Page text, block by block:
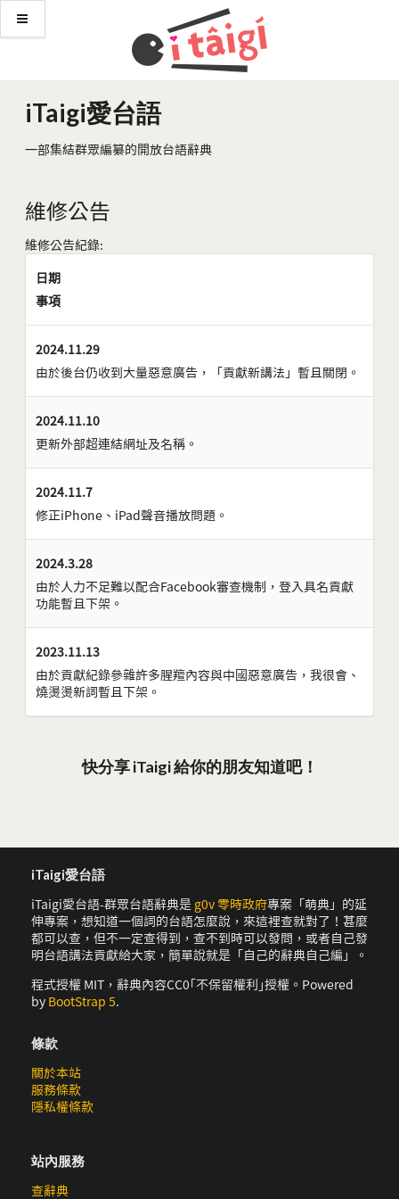
iTaigi愛台語
一部集結群眾編纂的開放台語辭典
維修公告
維修公告紀錄:
日期
事項
2024.11.29
由於後台仍收到大量惡意廣告，「貢獻新講法」暫且關閉。
2024.11.10
更新外部超連結網址及名稱。
2024.11.7
修正iPhone、iPad聲音播放問題。
2024.3.28
由於人力不足難以配合Facebook審查機制，登入具名貢獻
功能暫且下架。
2023.11.13
由於貢獻紀錄參雜許多腥羶內容與中國惡意廣告，我很會、
燒燙燙新詞暫且下架。
快分享 iTaigi 給你的朋友知道吧！
iTaigi愛台語
iTaigi愛台語-群眾台語辭典是 g0v 零時政府專案「萌典」的延
伸專案，想知道一個詞的台語怎麼說，來這裡查就對了！甚麼
都可以查，但不一定查得到，查不到時可以發問，或者自己發
明台語講法貢獻給大家，簡單說就是「自己的辭典自己編」。
程式授權 MIT，辭典內容CC0｢不保留權利｣授權。Powered
by BootStrap 5.
條款
關於本站
服務條款
隱私權條款
站內服務
查辭典